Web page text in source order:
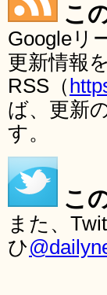
こ
Googleリ
更新情報
RSS（
ば、更新
す。
こ
また、
ひ